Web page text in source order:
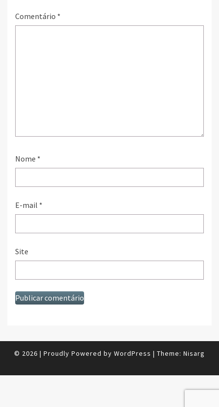
Comentário *
Nome *
E-mail *
Site
© 2026 | Proudly Powered by WordPress | Theme: Nisarg